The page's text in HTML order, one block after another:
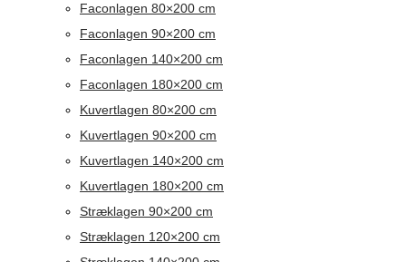
Faconlagen 80×200 cm
Faconlagen 90×200 cm
Faconlagen 140×200 cm
Faconlagen 180×200 cm
Kuvertlagen 80×200 cm
Kuvertlagen 90×200 cm
Kuvertlagen 140×200 cm
Kuvertlagen 180×200 cm
Stræklagen 90×200 cm
Stræklagen 120×200 cm